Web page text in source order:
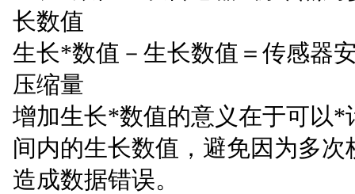
长数值
生长*数值 － 生长数值 ＝ 传感器
压缩量
增加生长*数值的意义在于可以*
间内的生长数值，避免因为多次
造成数据错误。